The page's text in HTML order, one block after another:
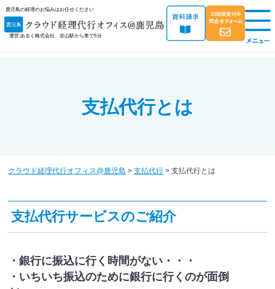
鹿児島の経理のお悩みはお任せください
運営:あるく株式会社 谷山駅から車で5分
支払代行とは
クラウド経理代行オフィス@鹿児島 >支払代行 >支払代行とは
支払代行サービスのご紹介
・銀行に振込に行く時間がない・・・
・いちいち振込のために銀行に行くのが面倒